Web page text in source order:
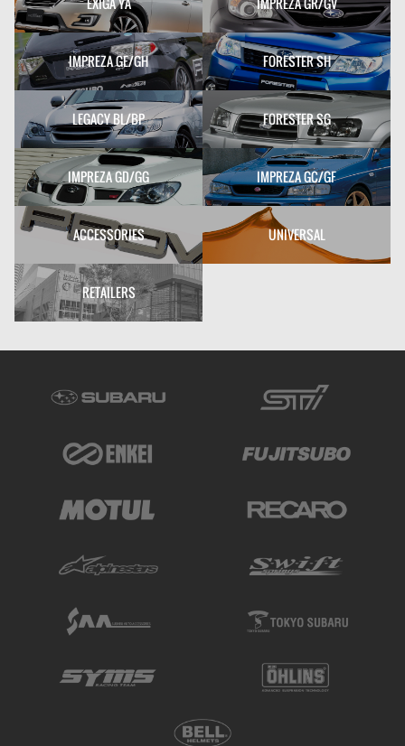
IMPREZA GE/GH FORESTER SH
LEGACY BL/BP FORESTER SG
IMPREZA GD/GG IMPREZA GC/GF
ACCESSORIES UNIVERSAL
RETAILERS